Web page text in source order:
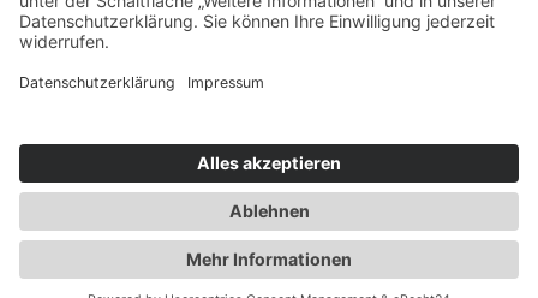
Nutzungsbedingungen
Datenschutz
Reiseoasen.de
©2026 Internet-Service-Community|Cookie-Einstellungen